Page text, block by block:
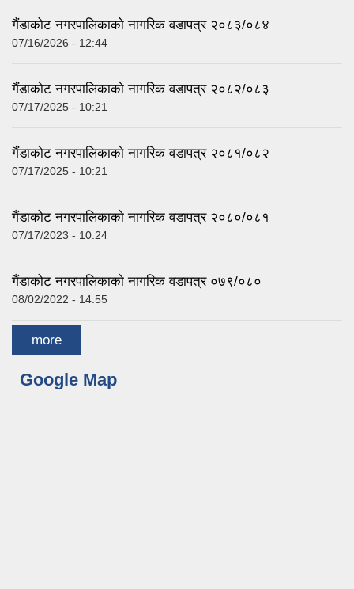
गैंडाकोट नगरपालिकाको नागरिक वडापत्र २०८३/०८४
07/16/2026 - 12:44
गैंडाकोट नगरपालिकाको नागरिक वडापत्र २०८२/०८३
07/17/2025 - 10:21
गैंडाकोट नगरपालिकाको नागरिक वडापत्र २०८१/०८२
07/17/2025 - 10:21
गैंडाकोट नगरपालिकाको नागरिक वडापत्र २०८०/०८१
07/17/2023 - 10:24
गैंडाकोट नगरपालिकाको नागरिक वडापत्र ०७९/०८०
08/02/2022 - 14:55
more
Google Map